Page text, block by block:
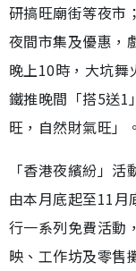
研搞旺廟街等夜市
夜間市集及優惠，
晚上10時，大坑舞
鐵推晚間「搭5送1
旺，自然財氣旺」。
「香港夜繽紛」
由本月底起至11月
行一系列免費活動
映、工作坊及零售